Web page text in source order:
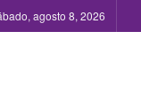
agosto 8, 2026